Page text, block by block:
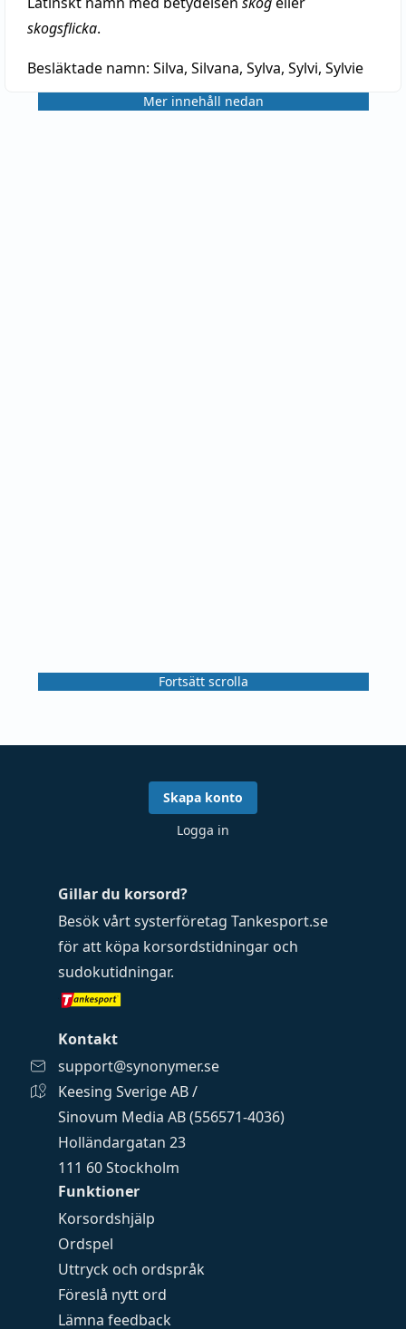
skogsflicka.
Besläktade namn: Silva, Silvana, Sylva, Sylvi, Sylvie
Mer innehåll nedan
Fortsätt scrolla
Funktioner
Korsordshjälp
Ordspel
Uttryck och ordspråk
Föreslå nytt ord
Lämna feedback
Gillar du korsord?
Besök vårt systerföretag Tankesport.se
för att köpa korsordstidningar och
sudokutidningar.
Kontakt
support@synonymer.se
Keesing Sverige AB /
Sinovum Media AB (556571-4036)
Holländargatan 23
111 60 Stockholm
Skapa konto
Logga in